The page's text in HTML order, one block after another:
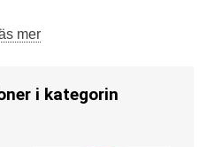
designade för hundlek.
mer
i kategorin